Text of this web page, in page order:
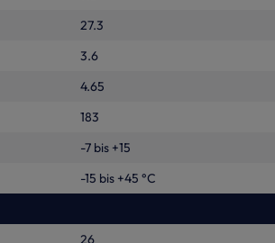
27.3
3.6
4.65
183
-7 bis +15
-15 bis +45 °C
26